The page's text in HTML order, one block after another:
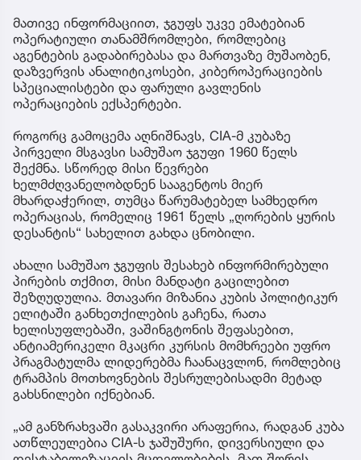
მათივე ინფორმაციით, ჯგუფს უკვე ემატებიან
ოპერატიული თანამშრომლები, რომლებიც
აგენტების გადაბირებასა და მართვაზე მუშაობენ,
დაზვერვის ანალიტიკოსები, კიბეროპერაციების
სპეციალისტები და ფარული გავლენის
ოპერაციების ექსპერტები.
როგორც გამოცემა აღნიშნავს, CIA-მ კუბაზე
პირველი მსგავსი სამუშაო ჯგუფი 1960 წელს
შექმნა. სწორედ მისი წევრები
ხელმძღვანელობდნენ სააგენტოს მიერ
მხარდაჭერილ, თუმცა წარუმატებელ სამხედრო
ოპერაციას, რომელიც 1961 წელს „ღორების ყურის
დესანტის“ სახელით გახდა ცნობილი.
ახალი სამუშაო ჯგუფის შესახებ ინფორმირებული
პირების თქმით, მისი მანდატი გაცილებით
შეზღუდულია. მთავარი მიზანია კუბის პოლიტიკურ
ელიტაში განხეთქილების გაჩენა, რათა
ხელისუფლებაში, ვაშინგტონის შეფასებით,
ანტიამერიკელი მკაცრი კურსის მომხრეები უფრო
პრაგმატულმა ლიდერებმა ჩაანაცვლონ, რომლებიც
ტრამპის მოთხოვნების შესრულებისადმი მეტად
გახსნილები იქნებიან.
„ამ განზრახვაში გასაკვირი არაფერია, რადგან კუბა
ათწლეულებია CIA-ს ჯაშუშური, დივერსიული და